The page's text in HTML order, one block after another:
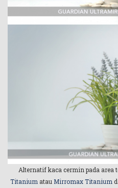
Alternatif kaca cermin pada area
Titanium atau Mirromax Titanium